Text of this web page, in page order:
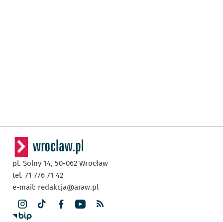
pl. Solny 14, 50-062 Wrocław
tel. 71 776 71 42
e-mail: redakcja@araw.pl